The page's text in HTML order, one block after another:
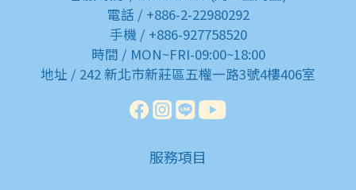
電話 / +886-2-22980292
手機 / +886-927758520
時間 / MON~FRI-09:00~18:00
地址 / 242 新北市新莊區五權一路3號4樓406室
服務項目